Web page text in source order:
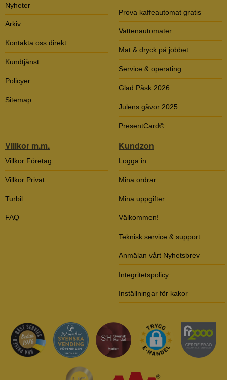
Nyheter
Arkiv
Kontakta oss direkt
Kundtjänst
Policyer
Sitemap
Prova kaffeautomat gratis
Vattenautomater
Mat & dryck på jobbet
Service & operating
Glad Påsk 2026
Julens gåvor 2025
PresentCard©
Villkor m.m.
Villkor Företag
Villkor Privat
Turbil
FAQ
Kundzon
Logga in
Mina ordrar
Mina uppgifter
Välkommen!
Teknisk service & support
Anmälan vårt Nyhetsbrev
Integritetspolicy
Inställningar för kakor